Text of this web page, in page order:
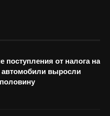
поступления от налога на
выросли